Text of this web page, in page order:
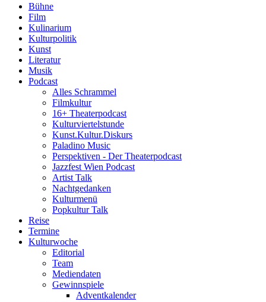
Bühne
Film
Kulinarium
Kulturpolitik
Kunst
Literatur
Musik
Podcast
Alles Schrammel
Filmkultur
16+ Theaterpodcast
Kulturviertelstunde
Kunst.Kultur.Diskurs
Paladino Music
Perspektiven - Der Theaterpodcast
Jazzfest Wien Podcast
Artist Talk
Nachtgedanken
Kulturmenü
Popkultur Talk
Reise
Termine
Kulturwoche
Editorial
Team
Mediendaten
Gewinnspiele
Adventkalender